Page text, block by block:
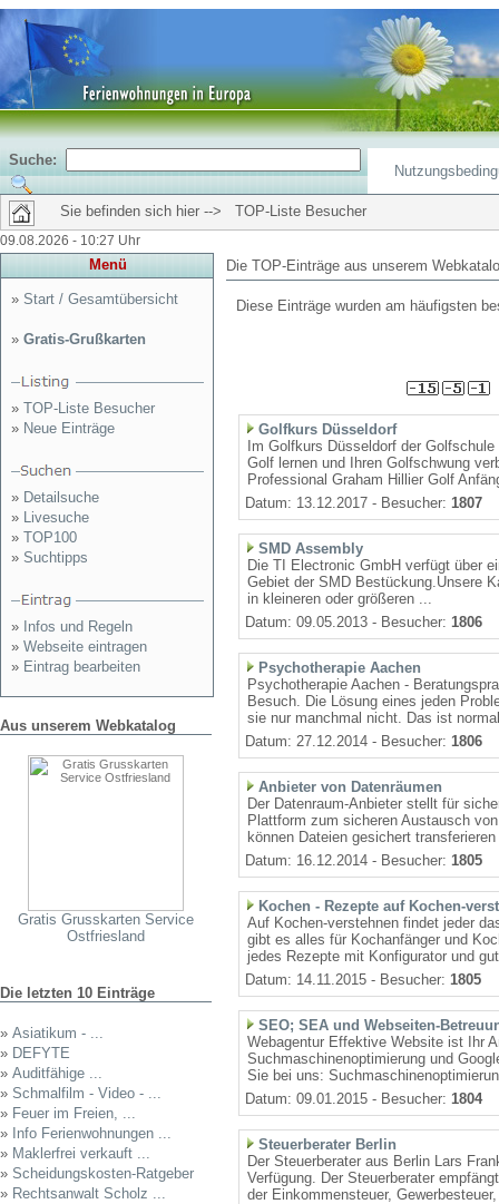
Suche:
Sie befinden sich hier --> TOP-Liste Besucher
09.08.2026 - 10:27 Uhr
Menü
» Start / Gesamtübersicht
» Gratis-Grußkarten
» TOP-Liste Besucher
» Neue Einträge
» Detailsuche
» Livesuche
» TOP100
» Suchtipps
» Infos und Regeln
» Webseite eintragen
» Eintrag bearbeiten
Aus unserem Webkatalog
Gratis Grusskarten Service
Ostfriesland
Die letzten 10 Einträge
» Asiatikum - ...
» DEFYTE
» Auditfähige ...
» Schmalfilm - Video - ...
» Feuer im Freien, ...
» Info Ferienwohnungen ...
» Maklerfrei verkauft ...
» Scheidungskosten-Ratgeber
» Rechtsanwalt Scholz ...
Die TOP-Einträge aus unserem
Diese Einträge wurden am häufigsten
Golfkurs Düsseldorf
Im Golfkurs Düsseldorf der
Golf lernen und Ihren Golfschwung
Professional Graham Hillier Golf
Datum: 13.12.2017 - Besucher: 1807
SMD Assembly
Die TI Electronic GmbH verfügt über
Gebiet der SMD Bestückung.Unsere
in kleineren oder größeren ...
Datum: 09.05.2013 - Besucher: 1806
Psychotherapie Aachen
Psychotherapie Aachen -
Besuch. Die Lösung eines jeden
sie nur manchmal nicht. Das ist
Datum: 27.12.2014 - Besucher: 1806
Anbieter von Datenräumen
Der Datenraum-Anbieter stellt für
Plattform zum sicheren Austausch
können Dateien gesichert
Datum: 16.12.2014 - Besucher: 1805
Kochen - Rezepte auf Kochen-
Auf Kochen-verstehnen findet jeder
gibt es alles für Kochanfänger und
jedes Rezepte mit Konfigurator und
Datum: 14.11.2015 - Besucher: 1805
SEO; SEA und Webseiten-
Webagentur Effektive Website ist Ihr
Suchmaschinenoptimierung und
Sie bei uns:
Datum: 09.01.2015 - Besucher: 1804
Steuerberater Berlin
Der Steuerberater aus Berlin Lars
Verfügung. Der Steuerberater
der Einkommensteuer,